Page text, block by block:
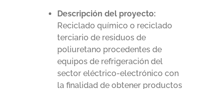
Descripción del proyecto:
Reciclado químico o reciclado
terciario de residuos de
poliuretano procedentes de
equipos de refrigeración del
sector eléctrico-electrónico con
la finalidad de obtener productos